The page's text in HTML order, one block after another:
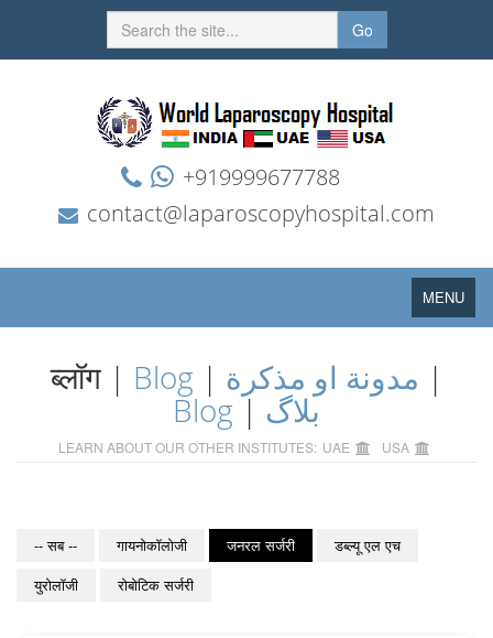
Go
+919999677788
contact@laparoscopyhospital.com
Toggle
navigation
MENU
ब्लॉग | Blog | مدونة او مذكرة |
Blog| بلاگ
LEARN ABOUT OUR OTHER INSTITUTES: UAE USA
-- सब -- गायनोकॉलोजी जनरल सर्जरी
डब्ल्यू एल एच
युरोलॉजी
रोबोटिक सर्जरी